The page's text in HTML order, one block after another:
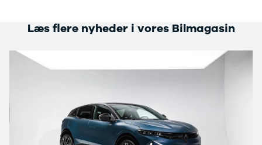
Læs flere nyheder i vores Bilmagasin